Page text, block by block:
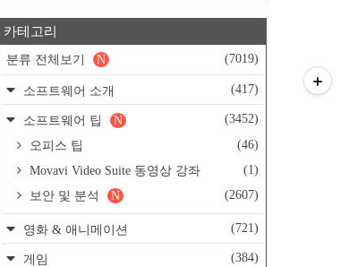
카테고리
분류 전체보기 (7019)
N
소프트웨어 소개 (417)
소프트웨어 팁 (3452)
N
오피스 팁
(46)
Movavi Video Suite 동영상 강좌
(1)
보안 및 분석
(2607)
N
영화 & 애니메이션 (721)
게임
(384)